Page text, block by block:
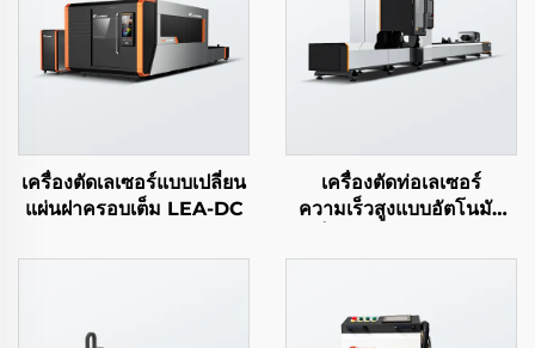
เครื่องตัดเลเซอร์แบบเปลี่ยน
แผ่นฝาครอบเต็ม LEA-DC
เครื่องตัดท่อเลเซอร์
ความเร็วสูงแบบอัตโนมัติ